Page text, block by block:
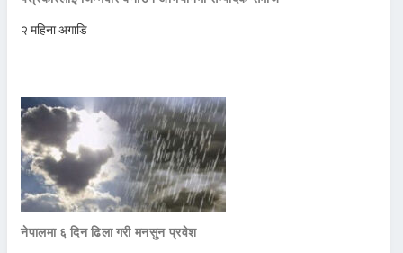
२ महिना अगाडि
नेपालमा ६ दिन ढिला गरी मनसुन प्रवेश